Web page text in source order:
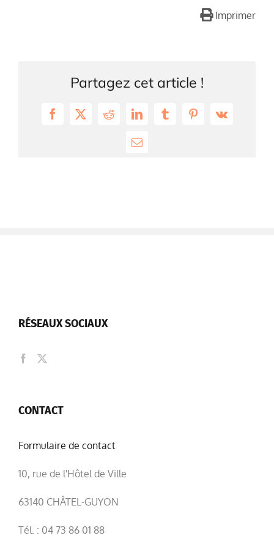
Imprimer
Partagez cet article !
Facebook
X RedditLinkedInTumblrPinterest
Vk
Email
RÉSEAUX SOCIAUX
CONTACT
Formulaire de contact
10, rue de l'Hôtel de Ville
63140 CHÂTEL-GUYON
Tél. : 04 73 86 01 88